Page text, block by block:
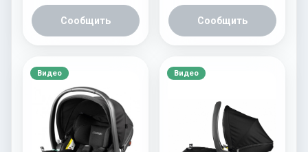
Сообщить Сообщить
Видео Видео